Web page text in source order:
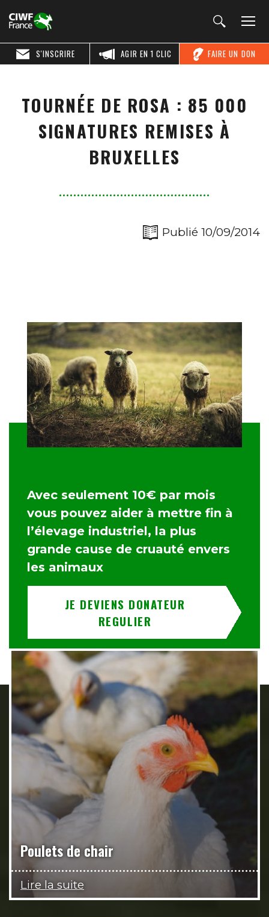
FAIRE UN DON
AGIR EN 1 CLIC
S'INSCRIRE
TOURNÉE DE ROSA : 85 000
SIGNATURES REMISES À
BRUXELLES
Publié 10/09/2014
Avec seulement 10€ par mois
vous pouvez aider à mettre fin à
l’élevage industriel, la plus
grande cause de cruauté envers
les animaux
JE DEVIENS DONATEUR
REGULIER
Poulets de chair
Lire la suite